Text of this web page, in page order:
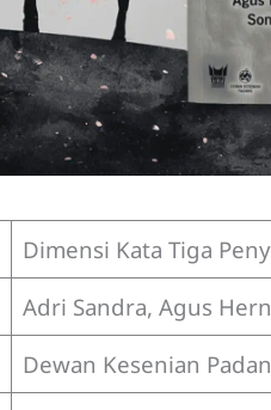
Dimensi Kata Tiga
Adri Sandra, Agus
Dewan Kesenian